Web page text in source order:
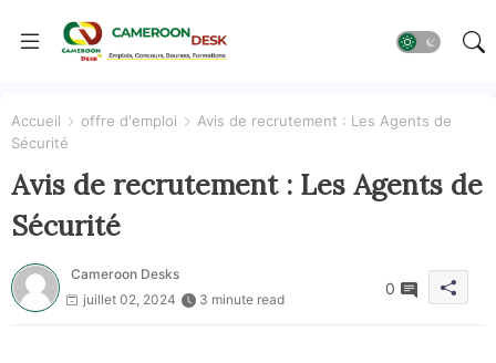
Accueil offre d'emploi
Avis de recrutement : Les Agents de
Sécurité
Avis de recrutement : Les Agents de
Sécurité
Cameroon Desks
juillet 02, 2024
3 minute read
0